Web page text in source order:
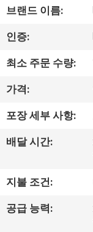
비
디
우
리
관
한
브랜드 이름:
인증:
최소 주문 수량:
가격:
포장 세부 사항:
배달 시간:
지불 조건:
공급 능력: